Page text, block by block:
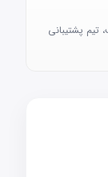
تیم پشتیبانی